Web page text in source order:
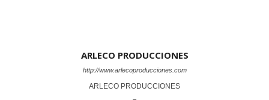
ARLECO PRODUCCIONES
http://www.arlecoproducciones.com
ARLECO PRODUCCIONES